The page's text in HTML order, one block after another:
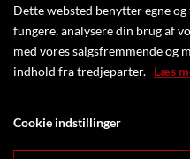
Dette websted benytter egne
fungere, analysere din brug af
med vores salgsfremmende og
indhold fra tredjeparter. Læs
Cookie indstillinger